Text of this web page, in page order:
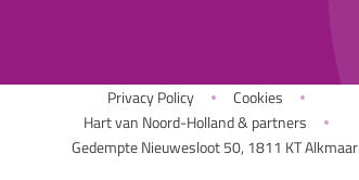
Privacy Policy
Cookies
Hart van Noord-Holland & partners
Gedempte Nieuwesloot 50, 1811 KT Alkmaar